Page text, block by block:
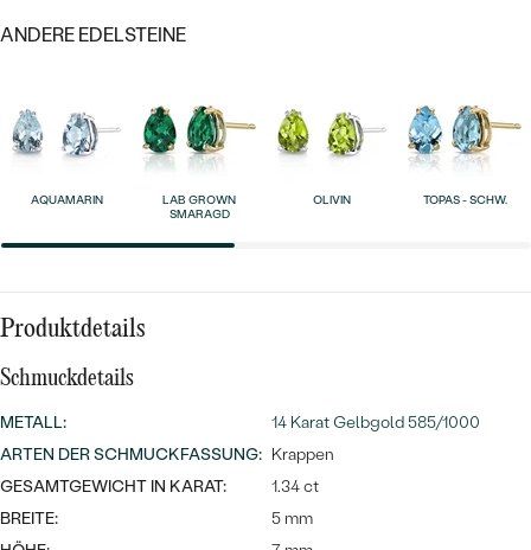
Eheringe
NACH MATERIAL
PLATIN
SILBER
EDELSTEINSCHMUCK
SCHMUCK MIT LAB GROWN
DIAMANTEN
PERLENSCHMUCK
PERSONALISIERT
SYMBOLISCH
MINIMALISTISCH
NACH ANLASS
PREISWERTE
LUXURIÖSE
ANDERE EDELSTEINE
AQUAMARIN
LAB GROWN
SMARAGD
OLIVIN TOPAS - SCHW.
Produktdetails
Schmuckdetails
METALL:
14 Karat Gelbgold 585/1000
ARTEN DER SCHMUCKFASSUNG: Krappen
GESAMTGEWICHT IN KARAT:
1.34 ct
BREITE:
5 mm